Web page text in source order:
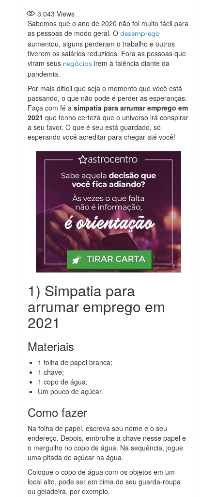
3.043 Views
Sabemos que o ano de 2020 não foi muito fácil para
as pessoas de modo geral. Odesemprego
aumentou, alguns perderam o trabalho e outros
tiverem os salários reduzidos. Fora as pessoas que
viram seusnegócios irem à falência diante da
pandemia.
Por mais difícil que seja o momento que você está
passando, o que não pode é perder as esperanças.
Faça com fé asimpatia para arrumar emprego em
2021 que tenho certeza que o universo irá conspirar
a seu favor. O que é seu está guardado, só
esperando você acreditar para chegar até você!
1) Simpatia para
arrumar emprego em
2021
Materiais
1 folha de papel branca;
1 chave;
1 copo de água;
Um pouco de açúcar.
Como fazer
Na folha de papel, escreva seu nome e o seu
endereço. Depois, embrulhe a chave nesse papel e
o mergulho no copo de água. Na sequência, jogue
uma pitada de açúcar na água.
Coloque o copo de água com os objetos em um
local alto, pode ser em cima do seu guarda-roupa
ou geladeira, por exemplo.